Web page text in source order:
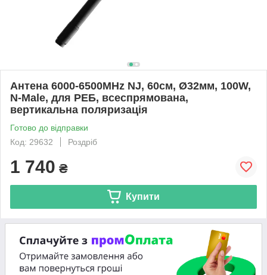
Антена 6000-6500MHz NJ, 60см, Ø32мм, 100W,
N-Male, для РЕБ, всеспрямована,
вертикальна поляризація
Готово до відправки
Код: 29632
Роздріб
1 740 ₴
Купити